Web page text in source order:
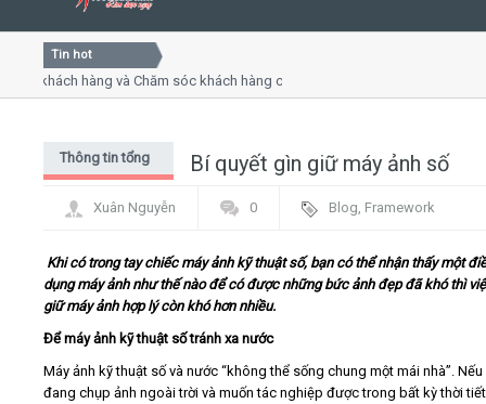
Close
Home
Lịch khai giảng
Video
Kiến thức
Tin hot
hàng và Chăm sóc khách hàng chuyên nghiệp
Bí quyết gìn giữ máy ảnh số
Thông tin tổng
Xuân Nguyễn
0 Blog, Framework
Khi có trong tay chiếc máy ảnh kỹ thuật số, bạn có thể nhận thấy một
dụng máy ảnh như thế nào để có được những bức ảnh đẹp đã khó thì
giữ máy ảnh hợp lý còn khó hơn nhiều.
Để máy ảnh kỹ thuật số tránh xa nước
Máy ảnh kỹ thuật số và nước “không thể sống chung một mái nhà”.
đang chụp ảnh ngoài trời và muốn tác nghiệp được trong bất kỳ thời